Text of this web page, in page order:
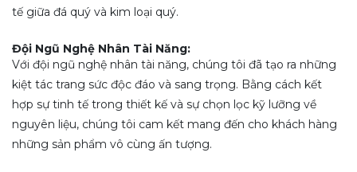
tế giữa đá quý và kim loại quý.
Đội Ngũ Nghệ Nhân Tài Năng:
Với đội ngũ nghệ nhân tài năng, chúng tôi đã tạo ra những
kiệt tác trang sức độc đáo và sang trọng. Bằng cách kết
hợp sự tinh tế trong thiết kế và sự chọn lọc kỹ lưỡng về
nguyên liệu, chúng tôi cam kết mang đến cho khách hàng
những sản phẩm vô cùng ấn tượng.